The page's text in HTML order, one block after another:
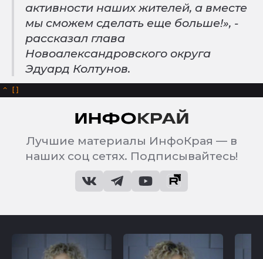
активности наших жителей, а вместе
мы сможем сделать еще больше!», -
рассказал глава
Новоалександровского округа
Эдуард Колтунов.
^
Лучшие материалы ИнфоКрая — в
наших соц сетях. Подписывайтесь!